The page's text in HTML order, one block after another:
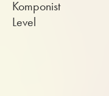
Komponist
Level